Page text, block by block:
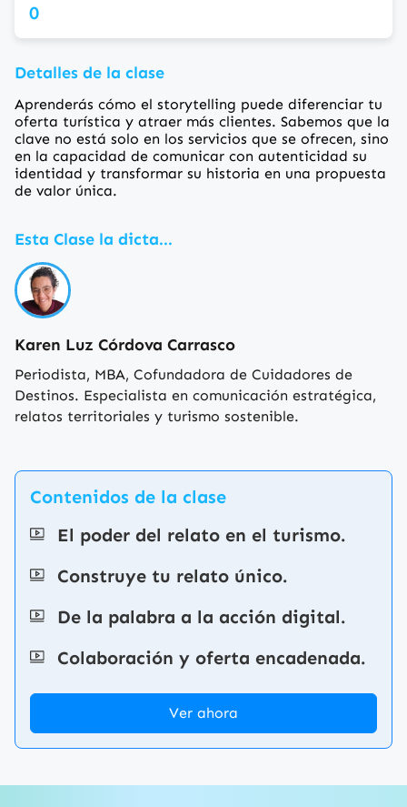
0
Detalles de la clase
Aprenderás cómo el storytelling puede diferenciar tu
oferta turística y atraer más clientes. Sabemos que la
clave no está solo en los servicios que se ofrecen, sino
en la capacidad de comunicar con autenticidad su
identidad y transformar su historia en una propuesta
de valor única.
Esta Clase la dicta...
Karen Luz Córdova Carrasco
Periodista, MBA, Cofundadora de Cuidadores de
Destinos. Especialista en comunicación estratégica,
relatos territoriales y turismo sostenible.
Contenidos de la clase
El poder del relato en el turismo.
Construye tu relato único.
De la palabra a la acción digital.
Colaboración y oferta encadenada.
Ver ahora